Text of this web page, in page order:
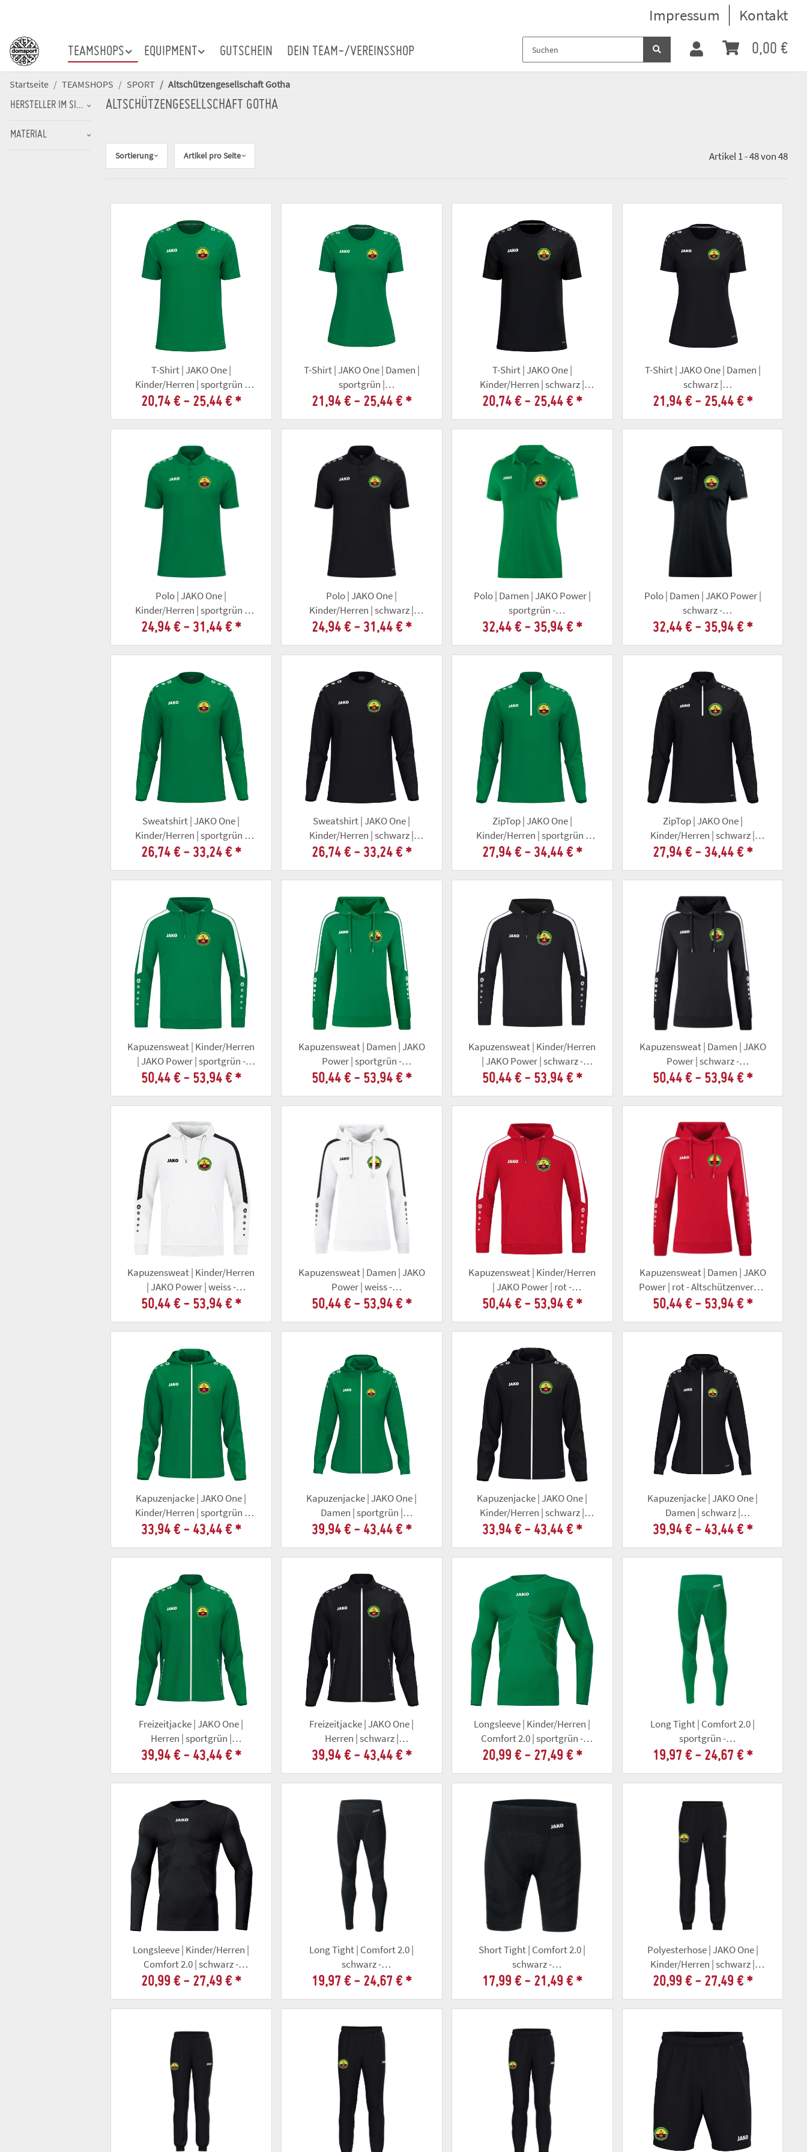
Impressum Kontakt
0,00 €
TEAMSHOPS EQUIPMENT GUTSCHEIN DEIN TEAM-/VEREINSSHOP
Startseite TEAMSHOPS SPORT Altschützengesellschaft Gotha
ALTSCHÜTZENGESELLSCHAFT GOTHA
Sortierung Artikel pro Seite Artikel 1 - 48 von 48
T-Shirt | JAKO One |
Kinder/Herren | sportgrün |
Altschützengesellschaft Gotha
20,74 € - 25,44 € *
T-Shirt | JAKO One | Damen |
sportgrün |
Altschützengesellschaft Gotha
21,94 € - 25,44 € *
T-Shirt | JAKO One |
Kinder/Herren | schwarz |
Altschützengesellschaft Gotha
20,74 € - 25,44 € *
T-Shirt | JAKO One | Damen |
schwarz |
Altschützengesellschaft Gotha
21,94 € - 25,44 € *
Polo | JAKO One |
Kinder/Herren | sportgrün |
Altschützengesellschaft Gotha
24,94 € - 31,44 € *
Polo | JAKO One |
Kinder/Herren | schwarz |
Altschützengesellschaft Gotha
24,94 € - 31,44 € *
Polo | Damen | JAKO Power |
sportgrün -
Altschützengesellschaft Gota
32,44 € - 35,94 € *
Polo | Damen | JAKO Power |
schwarz -
Altschützengesellschaft Gota
32,44 € - 35,94 € *
Sweatshirt | JAKO One |
Kinder/Herren | sportgrün |
Altschützengesellschaft Gotha
26,74 € - 33,24 € *
Sweatshirt | JAKO One |
Kinder/Herren | schwarz |
Altschützengesellschaft Gotha
26,74 € - 33,24 € *
ZipTop | JAKO One |
Kinder/Herren | sportgrün |
Altschützengesellschaft Gotha
27,94 € - 34,44 € *
ZipTop | JAKO One |
Kinder/Herren | schwarz |
Altschützengesellschaft Gotha
27,94 € - 34,44 € *
Kapuzensweat | Kinder/Herren
| JAKO Power | sportgrün -
Altschützengesellschaft Gotha
50,44 € - 53,94 € *
Kapuzensweat | Damen | JAKO
Power | sportgrün -
Altschützenverein Gotha
50,44 € - 53,94 € *
Kapuzensweat | Kinder/Herren
| JAKO Power | schwarz -
Altschützengesellschaft Gotha
50,44 € - 53,94 € *
Kapuzensweat | Damen | JAKO
Power | schwarz -
Altschützenverein Gotha
50,44 € - 53,94 € *
Kapuzensweat | Kinder/Herren
| JAKO Power | weiss -
Altschützengesellschaft Gotha
50,44 € - 53,94 € *
Kapuzensweat | Damen | JAKO
Power | weiss -
Altschützenverein Gotha
50,44 € - 53,94 € *
Kapuzensweat | Kinder/Herren
| JAKO Power | rot -
Altschützengesellschaft Gotha
50,44 € - 53,94 € *
Kapuzensweat | Damen | JAKO
Power | rot - Altschützenverein
Gotha
50,44 € - 53,94 € *
Kapuzenjacke | JAKO One |
Kinder/Herren | sportgrün |
Altschützengesellschaft Gotha
33,94 € - 43,44 € *
Kapuzenjacke | JAKO One |
Damen | sportgrün |
Altschützengesellschaft Gotha
39,94 € - 43,44 € *
Kapuzenjacke | JAKO One |
Kinder/Herren | schwarz |
Altschützengesellschaft Gotha
33,94 € - 43,44 € *
Kapuzenjacke | JAKO One |
Damen | schwarz |
Altschützengesellschaft Gotha
39,94 € - 43,44 € *
Freizeitjacke | JAKO One |
Herren | sportgrün |
Altschützengesellschaft Gotha
39,94 € - 43,44 € *
Freizeitjacke | JAKO One |
Herren | schwarz |
Altschützengesellschaft Gotha
39,94 € - 43,44 € *
Longsleeve | Kinder/Herren |
Comfort 2.0 | sportgrün -
Altschützengesellschaft Gotha
20,99 € - 27,49 € *
Long Tight | Comfort 2.0 |
sportgrün -
Altschützengesellschaft Gotha
19,97 € - 24,67 € *
Longsleeve | Kinder/Herren |
Comfort 2.0 | schwarz -
Altschützengesellschaft Gotha
20,99 € - 27,49 € *
Long Tight | Comfort 2.0 |
schwarz -
Altschützengesellschaft Gotha
19,97 € - 24,67 € *
Short Tight | Comfort 2.0 |
schwarz -
Altschützengesellschaft Gotha
17,99 € - 21,49 € *
Polyesterhose | JAKO One |
Kinder/Herren | schwarz |
Altschützengesellschaft Gotha
20,99 € - 27,49 € *
HERSTELLER IM SINNE DER PRODUKTSICHERHEITSVERORDNUNG (GPSR)
MATERIAL